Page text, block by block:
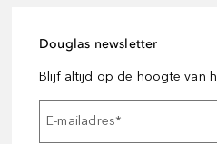
Douglas newsletter
Blijf altijd op de hoogte van
E-mailadres*